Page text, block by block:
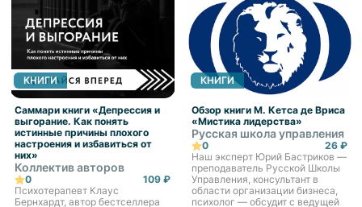
КНИГИ
Саммари книги «Депрессия и
выгорание. Как понять
истинные причины плохого
настроения и избавиться от
них»
Коллектив авторов
0
109 ₽
Психотерапевт Клаус
Бернхардт, автор бестселлера
КНИГИ
Обзор книги М. Кетса де Вриса
«Мистика лидерства»
Русская школа управления
0
26 ₽
Наш эксперт Юрий Бастриков —
преподаватель Русской Школы
Управления, консультант в
области организации бизнеса,
психолог — обсудит с ведущей